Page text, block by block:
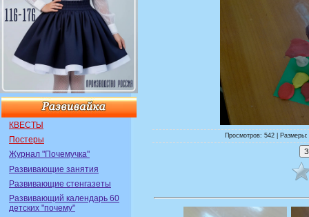
КВЕСТЫ
Постеры
Журнал "Почемучка"
Развивающие занятия
Развивающие стенгазеты
Развивающий календарь 60
детских "почему"
Просмотров: 542 |